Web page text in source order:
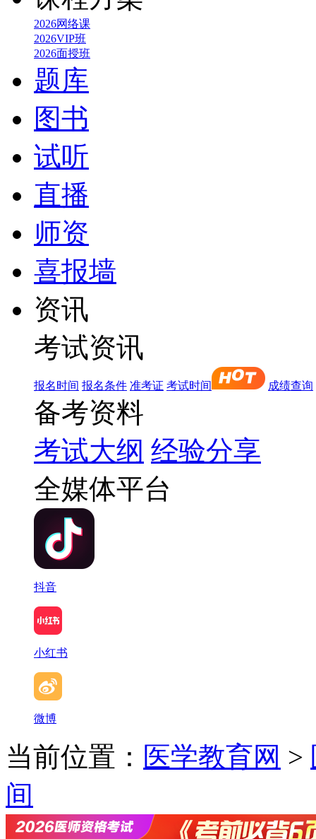
2026网络课
2026VIP班
2026面授班
题库
图书
试听
直播
师资
喜报墙
资讯
考试资讯
报名时间 报名条件 准考证 考试时间 成绩查询
备考资料
考试大纲 经验分享
全媒体平台
抖音
小红书
微博
当前位置： 医学教育网 >
间